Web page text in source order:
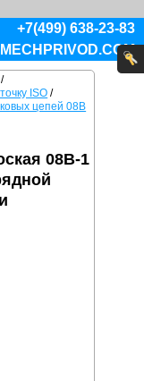
+7(499) 638-23-83
/
ISO /
цепей 08B
08B-1